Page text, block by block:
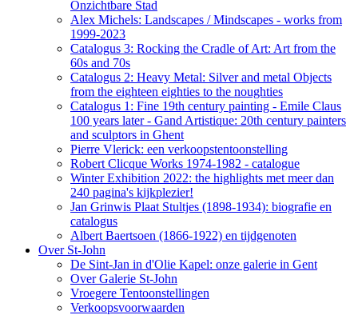
Onzichtbare Stad
Alex Michels: Landscapes / Mindscapes - works from
1999-2023
Catalogus 3: Rocking the Cradle of Art: Art from the
60s and 70s
Catalogus 2: Heavy Metal: Silver and metal Objects
from the eighteen eighties to the noughties
Catalogus 1: Fine 19th century painting - Emile Claus
100 years later - Gand Artistique: 20th century painters
and sculptors in Ghent
Pierre Vlerick: een verkoopstentoonstelling
Robert Clicque Works 1974-1982 - catalogue
Winter Exhibition 2022: the highlights met meer dan
240 pagina's kijkplezier!
Jan Grinwis Plaat Stultjes (1898-1934): biografie en
catalogus
Albert Baertsoen (1866-1922) en tijdgenoten
Over St-John
De Sint-Jan in d'Olie Kapel: onze galerie in Gent
Over Galerie St-John
Vroegere Tentoonstellingen
Verkoopsvoorwaarden